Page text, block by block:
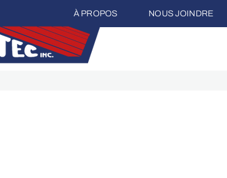
À PROPOS NOUS JOINDRE